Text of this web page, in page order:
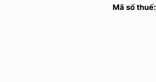
Mã số thuế: